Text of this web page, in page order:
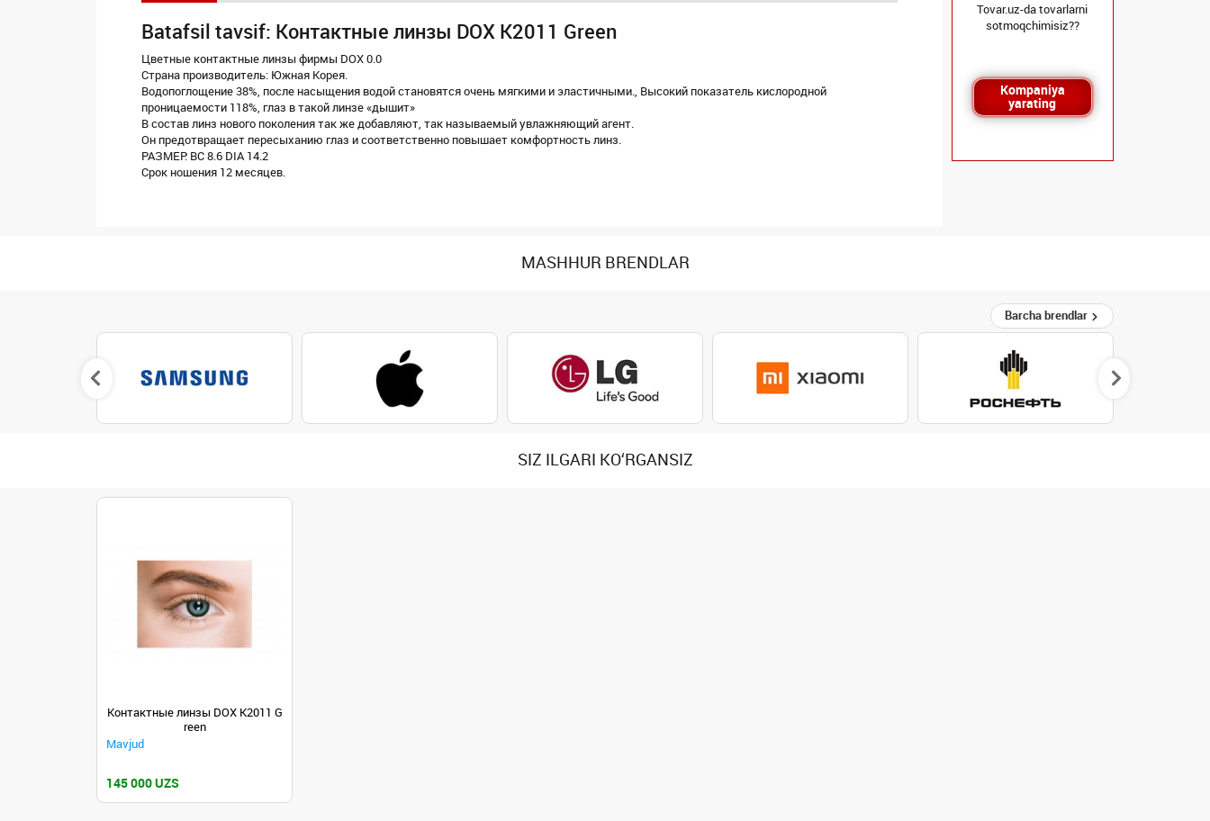
Batafsil tavsif: Контактные линзы DOX K2011 Green
Цветные контактные линзы фирмы DOX 0.0
Страна производитель: Южная Корея.
Водопоглощение 38%, после насыщения водой становятся очень мягкими и эластичными., Высокий показатель кислородной
проницаемости 118%, глаз в такой линзе «дышит»
В состав линз нового поколения так же добавляют, так называемый увлажняющий агент.
Он предотвращает пересыханию глаз и соответственно повышает комфортность линз.
РАЗМЕР: BC 8.6 DIA 14.2
Срок ношения 12 месяцев.
Tovar.uz-da tovarlarni
sotmoqchimisiz??
Kompaniya
yarating
MASHHUR BRENDLAR
Barcha brendlar
SIZ ILGARI KO‘RGANSIZ
Контактные линзы DOX K2011 G
reen
Mavjud
145 000 UZS